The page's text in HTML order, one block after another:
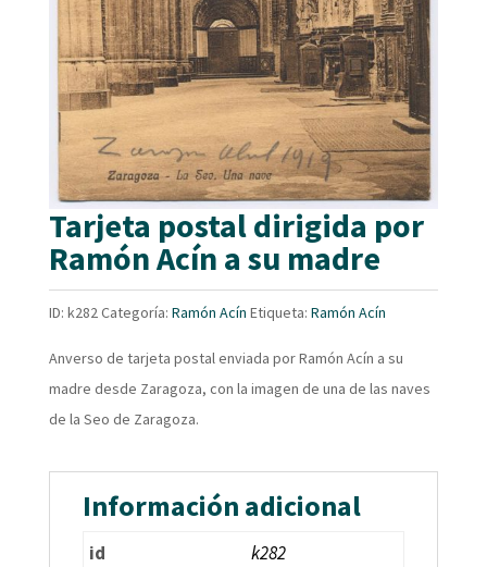
Tarjeta postal dirigida por
Ramón Acín a su madre
ID: k282Categoría: Ramón Acín Etiqueta: Ramón Acín
Anverso de tarjeta postal enviada por Ramón Acín a su
madre desde Zaragoza, con la imagen de una de las naves
de la Seo de Zaragoza.
Información adicional
id
k282